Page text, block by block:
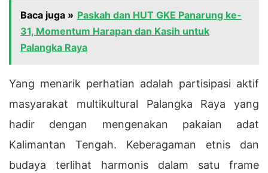
Baca juga » Paskah dan HUT GKE Panarung ke-
31, Momentum Harapan dan Kasih untuk
Palangka Raya
Yang menarik perhatian adalah partisipasi aktif
masyarakat multikultural Palangka Raya yang
hadir dengan mengenakan pakaian adat
Kalimantan Tengah. Keberagaman etnis dan
budaya terlihat harmonis dalam satu frame